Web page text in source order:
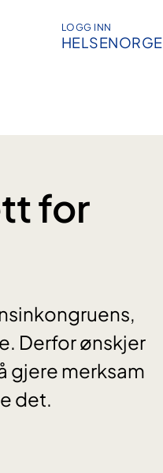
LOGG INN
HELSENORGE
for
Derfor ønskjer
gjere merksam
det.